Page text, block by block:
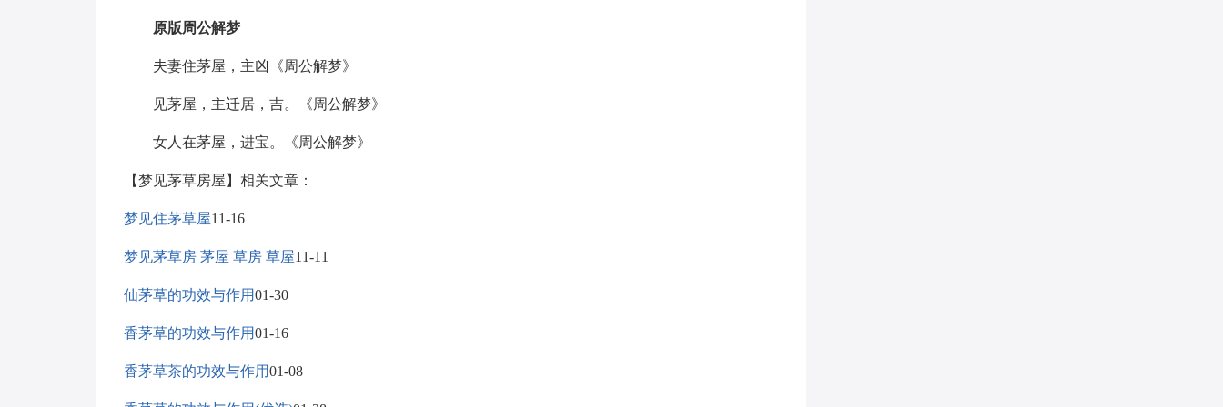
原版周公解梦
夫妻住茅屋，主凶《周公解梦》
见茅屋，主迁居，吉。《周公解梦》
女人在茅屋，进宝。《周公解梦》
【梦见茅草房屋】相关文章：
梦见住茅草屋11-16
梦见茅草房 茅屋 草房 草屋11-11
仙茅草的功效与作用01-30
香茅草的功效与作用01-16
香茅草茶的功效与作用01-08